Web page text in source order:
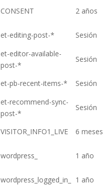
CONSENT
2 años
et-editing-post-*
Sesión
et-editor-available-
post-*
Sesión
et-pb-recent-items-*
Sesión
et-recommend-sync-
post-*
Sesión
VISITOR_INFO1_LIVE
6 meses
wordpress_
1 año
wordpress_logged_in_
1 año